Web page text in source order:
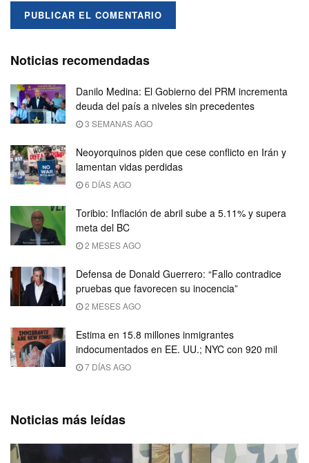
Noticias recomendadas
Danilo Medina: El Gobierno del PRM incrementa
deuda del país a niveles sin precedentes
3 SEMANAS AGO
Neoyorquinos piden que cese conflicto en Irán y
lamentan vidas perdidas
6 DÍAS AGO
Toribio: Inflación de abril sube a 5.11% y supera
meta del BC
2 MESES AGO
Defensa de Donald Guerrero: “Fallo contradice
pruebas que favorecen su inocencia”
2 MESES AGO
Estima en 15.8 millones inmigrantes
indocumentados en EE. UU.; NYC con 920 mil
7 DÍAS AGO
Noticias más leídas